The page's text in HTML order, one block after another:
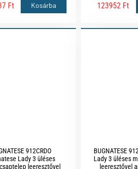
Ft Kosárba 123952 Ft
912CRDO
Lady 3 üléses
leeresztővel
BUGNATESE
Lady 3 üléses
leeresztővel